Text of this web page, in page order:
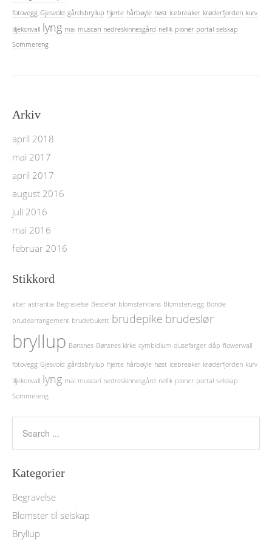
fotovegg Gjesvold gårdsbryllup hjerte hårbøyle høst icebreaker krøderfjorden kurv
liljekonvall lyng mai muscari nedreskinnesgård nellik pioner portal selskap
Sommereng
Arkiv
april 2018
mai 2017
april 2017
august 2016
juli 2016
mai 2016
februar 2016
Stikkord
alter astrantia Begravelse Bestefar blomsterkrans Blomstervegg Bonde
brudearrangement brudebukett brudepike brudeslør
bryllup Bønsnes Bønsnes kirke cymbidium dusefarger dåp flowerwall
fotovegg Gjesvold gårdsbryllup hjerte hårbøyle høst icebreaker krøderfjorden kurv
liljekonvall lyng mai muscari nedreskinnesgård nellik pioner portal selskap
Sommereng
Kategorier
Begravelse
Blomster til selskap
Bryllup